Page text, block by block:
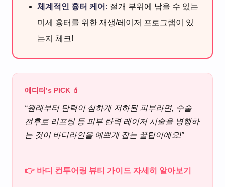
체계적인 흉터 케어: 절개 부위에 남을 수 있는
미세 흉터를 위한 재생/레이저 프로그램이 있
는지 체크!
에디터’s PICK 💄
“원래부터 탄력이 심하게 저하된 피부라면, 수술
전후로 리프팅 등 피부 탄력 레이저 시술을 병행하
는 것이 바디라인을 예쁘게 잡는 꿀팁이에요!”
👉 바디 컨투어링 뷰티 가이드 자세히 알아보기